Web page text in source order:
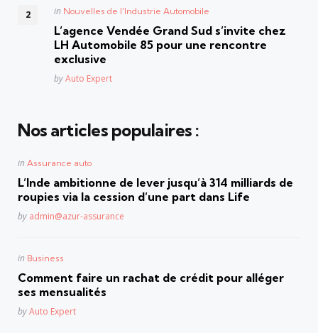
Posted
in Nouvelles de l'Industrie Automobile
L’agence Vendée Grand Sud s’invite chez
LH Automobile 85 pour une rencontre
exclusive
Posted
byAuto Expert
Nos articles populaires :
Posted
in Assurance auto
L’Inde ambitionne de lever jusqu’à 314 milliards de
roupies via la cession d’une part dans Life
Posted
by admin@azur-assurance
Posted
in Business
Comment faire un rachat de crédit pour alléger
ses mensualités
Posted
byAuto Expert